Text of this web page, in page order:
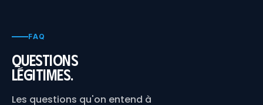
FAQ
Questions
légitimes.
Les questions qu'on entend à